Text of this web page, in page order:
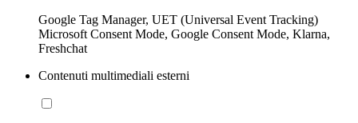
Google Tag Manager, UET (Universal Event Tracking)
Microsoft Consent Mode, Google Consent Mode, Klarna,
Freshchat
Contenuti multimediali esterni